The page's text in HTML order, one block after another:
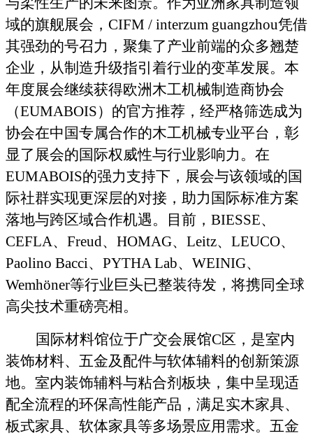
域的旗舰展会， CIFM / interzum guangzhou凭借
其强劲的号召力，聚集了产业前端的众多翘楚
企业，从制造升级指引着行业的变革发展。本
年度展会继续获得欧洲木工机械制造商协会
（EUMABOIS） 的官方推荐 ， 经严格筛选成为
协会在中国专属合作的木工机械专业平台，彰
显了展会的国际权威性与行业影响力。在
EUMABOIS的强力支持下，展会与该领域的国
际社群实现更深层的对接，助力国际标准方案
落地与跨区域合作机遇。目前， BIESSE、
CEFLA、 Freud、 HOMAG、 Leitz、 LEUCO、
Paolino Bacci、 PYTHA Lab、 WEINIG、
Wemhöner等行业巨头已整装待发，将携同全球
高尖技术重磅亮相。
国际材料馆位于广交会展馆C区，是室内
装饰材料、五金及配件与软体辅料的创新策源
地。室内装饰辅料与粘合剂板块，集中呈现适
配全流程的环保高性能产品，满足实木家具、
板式家具、软体家具等多场景应用需求。五金